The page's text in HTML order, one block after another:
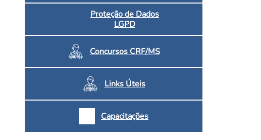
Proteção de Dados
LGPD
Concursos CRF/MS
Links Úteis
Capacitações